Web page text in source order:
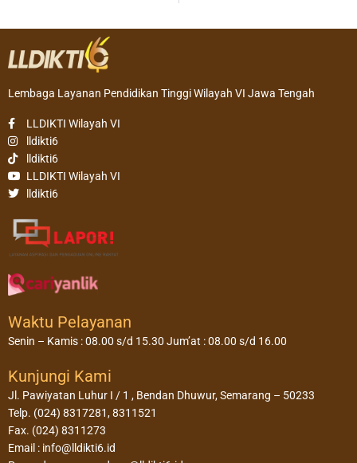
Lembaga Layanan Pendidikan Tinggi Wilayah VI Jawa Tengah
LLDIKTI Wilayah VI
lldikti6
lldikti6
LLDIKTI Wilayah VI
lldikti6
Waktu Pelayanan
Senin – Kamis : 08.00 s/d 15.30 Jum’at : 08.00 s/d 16.00
Kunjungi Kami
Jl. Pawiyatan Luhur I / 1 , Bendan Dhuwur, Semarang – 50233
Telp. (024) 8317281, 8311521
Fax. (024) 8311273
Email : info@lldikti6.id